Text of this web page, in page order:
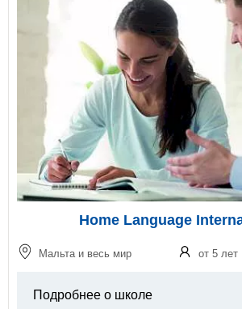
Home Language
Мальта и весь мир от 5 лет
Подробнее о школе